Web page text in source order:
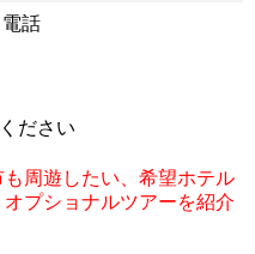
電話
ださい
周遊したい、希望ホテル
プショナルツアーを紹介